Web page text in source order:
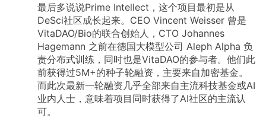
最后多说说Prime Intellect，这个项目最初是从
DeSci社区成长起来。CEO Vincent Weisser 曾是
VitaDAO/Bio的联合创始人，CTO Johannes
Hagemann 之前在德国大模型公司 Aleph Alpha 负
责分布式训练，同时也是VitaDAO的参与者。他们此
前获得过5M+的种子轮融资，主要来自加密基金。
而此次最新一轮融资几乎全部来自主流科技基金或AI
业内人士，意味着项目同时获得了AI社区的主流认
可。